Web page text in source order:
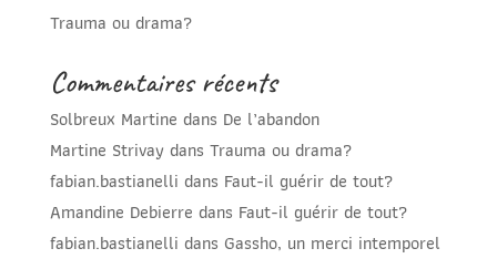
Trauma ou drama?
Commentaires récents
Solbreux Martine dans De l’abandon
Martine Strivay dans Trauma ou drama?
fabian.bastianelli dans Faut-il guérir de tout?
Amandine Debierre dans Faut-il guérir de tout?
fabian.bastianelli dans Gassho, un merci intemporel